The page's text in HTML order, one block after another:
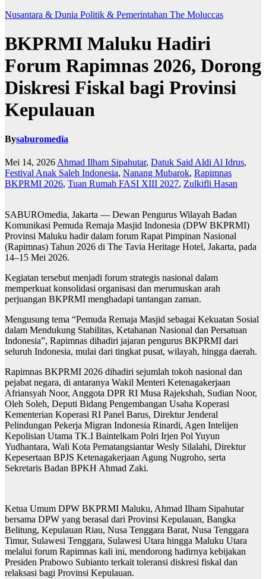
Nusantara & Dunia Politik & Pemerintahan The Moluccas
BKPRMI Maluku Hadiri
Forum Rapimnas 2026, Dorong
Diskresi Fiskal bagi Provinsi
Kepulauan
Bysaburomedia
Mei 14, 2026 Ahmad Ilham Sipahutar, Datuk Said Aldi Al Idrus,
Festival Anak Saleh Indonesia, Nanang Mubarok, Rapimnas
BKPRMI 2026, Tuan Rumah FASI XIII 2027, Zulkifli Hasan
SABUROmedia, Jakarta — Dewan Pengurus Wilayah Badan
Komunikasi Pemuda Remaja Masjid Indonesia (DPW BKPRMI)
Provinsi Maluku hadir dalam forum Rapat Pimpinan Nasional
(Rapimnas) Tahun 2026 di The Tavia Heritage Hotel, Jakarta, pada
14–15 Mei 2026.
Kegiatan tersebut menjadi forum strategis nasional dalam
memperkuat konsolidasi organisasi dan merumuskan arah
perjuangan BKPRMI menghadapi tantangan zaman.
Mengusung tema “Pemuda Remaja Masjid sebagai Kekuatan Sosial
dalam Mendukung Stabilitas, Ketahanan Nasional dan Persatuan
Indonesia”, Rapimnas dihadiri jajaran pengurus BKPRMI dari
seluruh Indonesia, mulai dari tingkat pusat, wilayah, hingga daerah.
Rapimnas BKPRMI 2026 dihadiri sejumlah tokoh nasional dan
pejabat negara, di antaranya Wakil Menteri Ketenagakerjaan
Afriansyah Noor, Anggota DPR RI Musa Rajekshah, Sudian Noor,
Oleh Soleh, Deputi Bidang Pengembangan Usaha Koperasi
Kementerian Koperasi RI Panel Barus, Direktur Jenderal
Pelindungan Pekerja Migran Indonesia Rinardi, Agen Intelijen
Kepolisian Utama TK.I Baintelkam Polri Irjen Pol Yuyun
Yudhantara, Wali Kota Pematangsiantar Wesly Silalahi, Direktur
Kepesertaan BPJS Ketenagakerjaan Agung Nugroho, serta
Sekretaris Badan BPKH Ahmad Zaki.
Ketua Umum DPW BKPRMI Maluku, Ahmad Ilham Sipahutar
bersama DPW yang berasal dari Provinsi Kepulauan, Bangka
Belitung, Kepulauan Riau, Nusa Tenggara Barat, Nusa Tenggara
Timur, Sulawesi Tenggara, Sulawesi Utara hingga Maluku Utara
melalui forum Rapimnas kali ini, mendorong hadirnya kebijakan
Presiden Prabowo Subianto terkait toleransi diskresi fiskal dan
relaksasi bagi Provinsi Kepulauan.